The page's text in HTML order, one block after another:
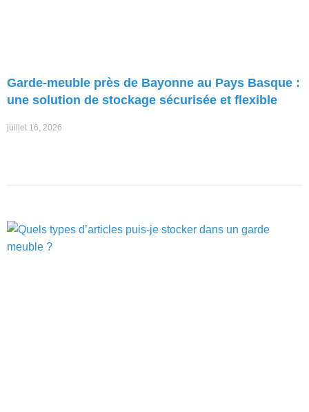
Garde-meuble près de Bayonne au Pays Basque :
une solution de stockage sécurisée et flexible
juillet 16, 2026